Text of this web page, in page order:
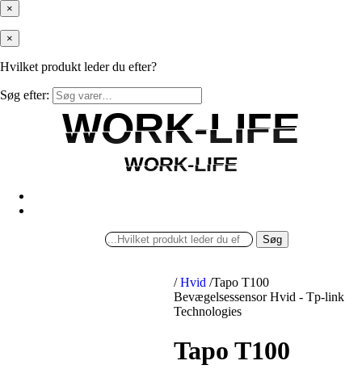
×
×
Hvilket produkt leder du efter?
Søg efter:
WORK-LIFE
WORK-LIFE
WORK-LIFE
WORK-LIFE
Søg
/ Hvid /Tapo T100
Bevægelsessensor Hvid - Tp-link
Technologies
Tapo T100